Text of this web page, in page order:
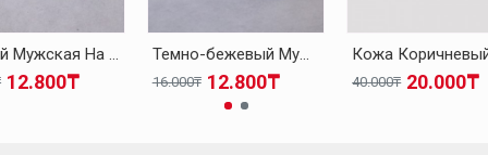
Черный Мужская На Плоской Подошве Тапочки-Шлепанцы 001MA54201
12.800₸
Темно-бежевый Мужская На Плоской Подошве Тапочки-Шлепанцы 001MA54201
12.800₸
16.000₸ 20.000₸
40.000₸